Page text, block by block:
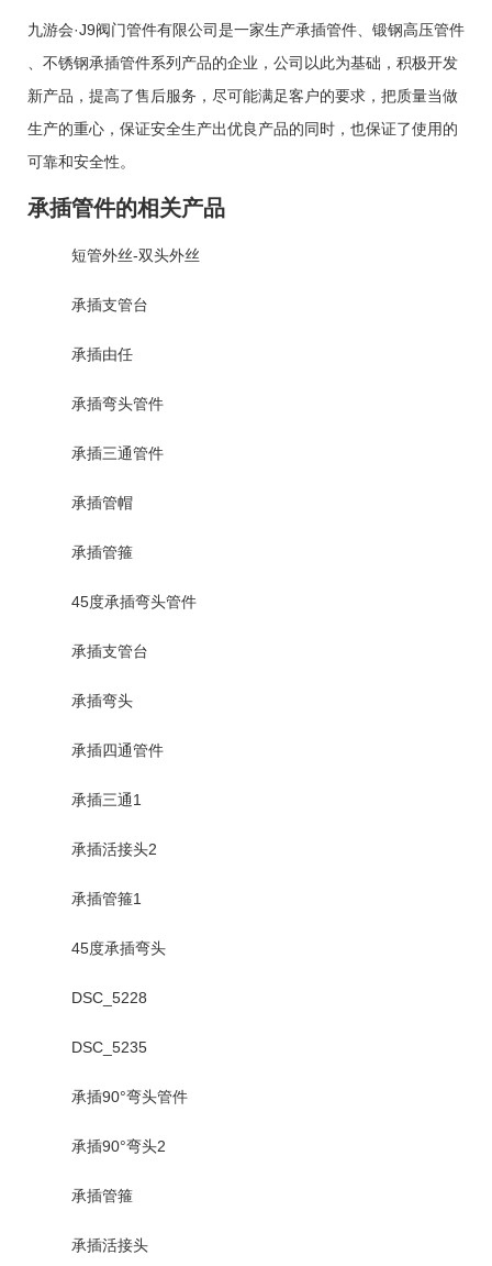
九游会·J9阀门管件有限公司是一家生产承插管件
锻钢高压管件
不锈钢承插管件系列产品的企业，公司以此为基础，积极开发
新产品，提高了售后服务，尽可能满足客户的要求，把质量当做
生产的重心，保证安全生产出优良产品的同时，也保证了使用的
可靠和安全性。
承插管件的相关产品
短管外丝-双头外丝
承插支管台
承插由任
承插弯头管件
承插三通管件
承插管帽
承插管箍
45度承插弯头管件
承插支管台
承插弯头
承插四通管件
承插三通1
承插活接头2
承插管箍1
45度承插弯头
DSC_5228
DSC_5235
承插90°弯头管件
承插90°弯头2
承插管箍
承插活接头